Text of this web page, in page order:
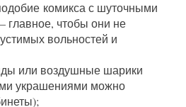
комикса с шуточными
чтобы они не
вольностей и
или воздушные шарики
украшениями можно